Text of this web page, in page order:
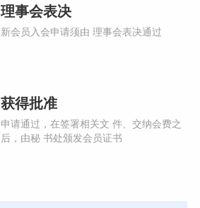
理事会表决
新会员入会申请须由 理事会表决通过
获得批准
申请通过，在签署相关文 件、交纳会费之
后，由秘 书处颁发会员证书